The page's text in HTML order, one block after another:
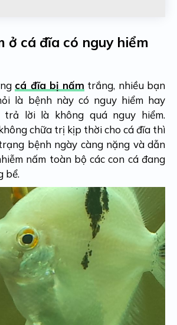
ở cá đĩa có nguy hiểm
cá đĩa bị nấm trắng, nhiều bạn
là bệnh này có nguy hiểm hay
trả lời là không quá nguy hiểm.
chữa trị kịp thời cho cá đĩa thì
bệnh ngày càng nặng và dẫn
nấm toàn bộ các con cá đang
bể.